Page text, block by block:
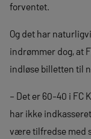
forventet.
Og det har
indrømmer dog, at
indløse billetten til
– Det er 60-40 i FC
har ikke
være tilfredse med